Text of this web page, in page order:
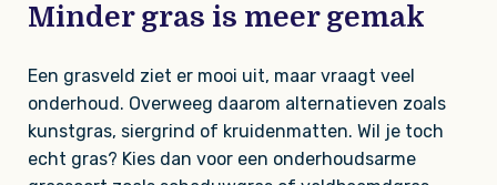
Minder gras is meer gemak
Een grasveld ziet er mooi uit, maar vraagt veel
onderhoud. Overweeg daarom alternatieven zoals
kunstgras, siergrind of kruidenmatten. Wil je toch
echt gras? Kies dan voor een onderhoudsarme